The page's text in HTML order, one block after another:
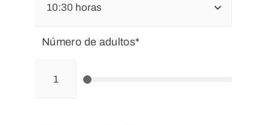
Número de adultos*